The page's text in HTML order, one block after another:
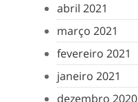
abril 2021
março 2021
fevereiro 2021
janeiro 2021
dezembro 2020